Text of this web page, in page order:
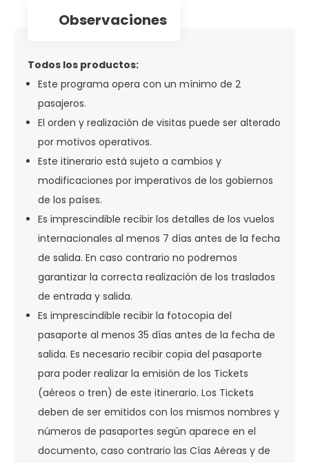
observaciones
Todos los productos:
Este programa opera con un mínimo de 2
pasajeros.
El orden y realización de visitas puede ser alterado
por motivos operativos.
Este itinerario está sujeto a cambios y
modificaciones por imperativos de los gobiernos
de los países.
Es imprescindible recibir los detalles de los vuelos
internacionales al menos 7 días antes de la fecha
de salida. En caso contrario no podremos
garantizar la correcta realización de los traslados
de entrada y salida.
Es imprescindible recibir la fotocopia del
pasaporte al menos 35 días antes de la fecha de
salida. Es necesario recibir copia del pasaporte
para poder realizar la emisión de los Tickets
(aéreos o tren) de este itinerario. Los Tickets
deben de ser emitidos con los mismos nombres y
números de pasaportes según aparece en el
documento, caso contrario las Cías Aéreas y de